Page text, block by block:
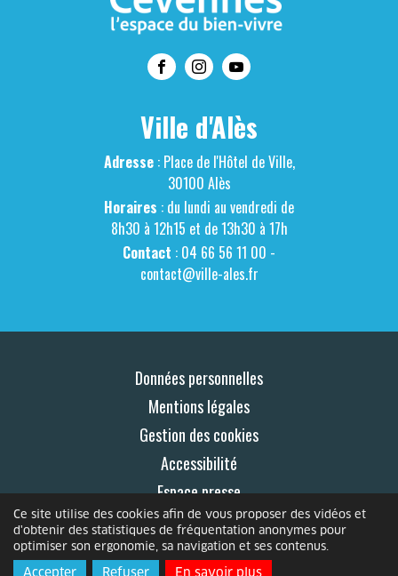
Ce site utilise des cookies afin de vous proposer des vidéos et
d'obtenir des statistiques de fréquentation anonymes pour
optimiser son ergonomie, sa navigation et ses contenus.
Accepter Refuser En savoir plus
Ville d'Alès
Adresse: Place de l'Hôtel de Ville,
30100 Alès
Horaires : du lundi au vendredi de
8h30 à 12h15 et de 13h30 à 17h
Contact : 04 66 56 11 00 -
contact@ville-ales.fr
© 2026 Le Mag
Données personnelles
Mentions légales
Gestion des cookies
Accessibilité
Espace presse
Contact